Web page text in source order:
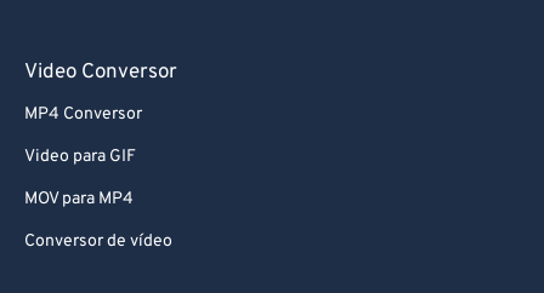
Video Conversor
MP4 Conversor
Video para GIF
MOV para MP4
Conversor de vídeo